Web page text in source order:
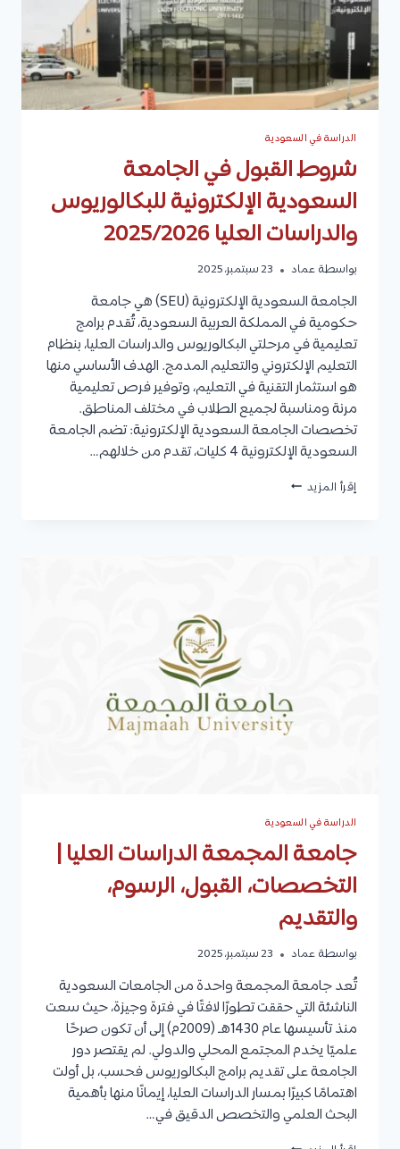
الدراسة في السعودية
شروط القبول في الجامعة
السعودية الإلكترونية للبكالوريوس
والدراسات العليا 2025/2026
بواسطة عماد 23 سبتمبر، 2025
الجامعة السعودية الإلكترونية (SEU) هي جامعة
حكومية في المملكة العربية السعودية، تُقدم برامج
تعليمية في مرحلتي البكالوريوس والدراسات العليا، بنظام
التعليم الإلكتروني والتعليم المدمج. الهدف الأساسي منها
هو استثمار التقنية في التعليم، وتوفير فرص تعليمية
مرنة ومناسبة لجميع الطلاب في مختلف المناطق.
تخصصات الجامعة السعودية الإلكترونية: تضم الجامعة
السعودية الإلكترونية 4 كليات، تقدم من خلالهم…
إقرأ المزيد شروط
الدراسة في السعودية
جامعة المجمعة الدراسات العليا |
التخصصات، القبول، الرسوم،
والتقديم
بواسطة عماد 23 سبتمبر، 2025
تُعد جامعة المجمعة واحدة من الجامعات السعودية
الناشئة التي حققت تطورًا لافتًا في فترة وجيزة، حيث سعت
منذ تأسيسها عام 1430هـ (2009م) إلى أن تكون صرحًا
علميًا يخدم المجتمع المحلي والدولي. لم يقتصر دور
الجامعة على تقديم برامج البكالوريوس فحسب، بل أولت
اهتمامًا كبيرًا بمسار الدراسات العليا، إيمانًا منها بأهمية
البحث العلمي والتخصص الدقيق في…